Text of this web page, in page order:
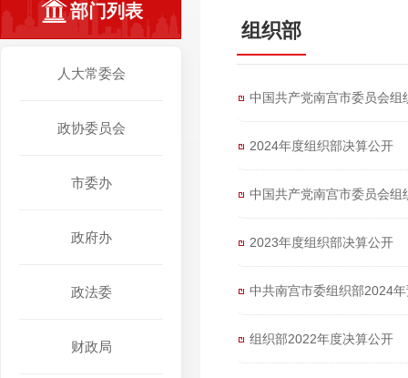
部门列表
人大常委会
政协委员会
市委办
政府办
政法委
财政局
组织部
中国共产党南宫市委员会
2024年度组织部决算公开
中国共产党南宫市委员会
2023年度组织部决算公开
中共南宫市委组织部2024
组织部2022年度决算公开